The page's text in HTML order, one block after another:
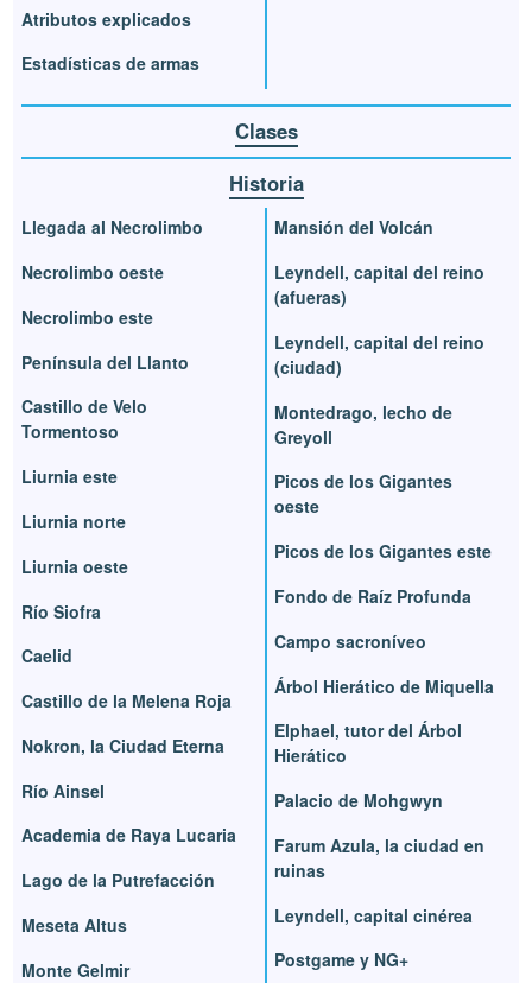
Atributos explicados
Estadísticas de armas
Clases
Historia
Llegada al Necrolimbo
Necrolimbo oeste
Necrolimbo este
Península del Llanto
Castillo de Velo
Tormentoso
Liurnia este
Liurnia norte
Liurnia oeste
Río Siofra
Caelid
Castillo de la Melena Roja
Nokron, la Ciudad Eterna
Río Ainsel
Academia de Raya Lucaria
Lago de la Putrefacción
Meseta Altus
Monte Gelmir
Mansión del Volcán
Leyndell, capital del reino
(afueras)
Leyndell, capital del reino
(ciudad)
Montedrago, lecho de
Greyoll
Picos de los Gigantes
oeste
Picos de los Gigantes este
Fondo de Raíz Profunda
Campo sacroníveo
Árbol Hierático de Miquella
Elphael, tutor del Árbol
Hierático
Palacio de Mohgwyn
Farum Azula, la ciudad en
ruinas
Leyndell, capital cinérea
Postgame y NG+